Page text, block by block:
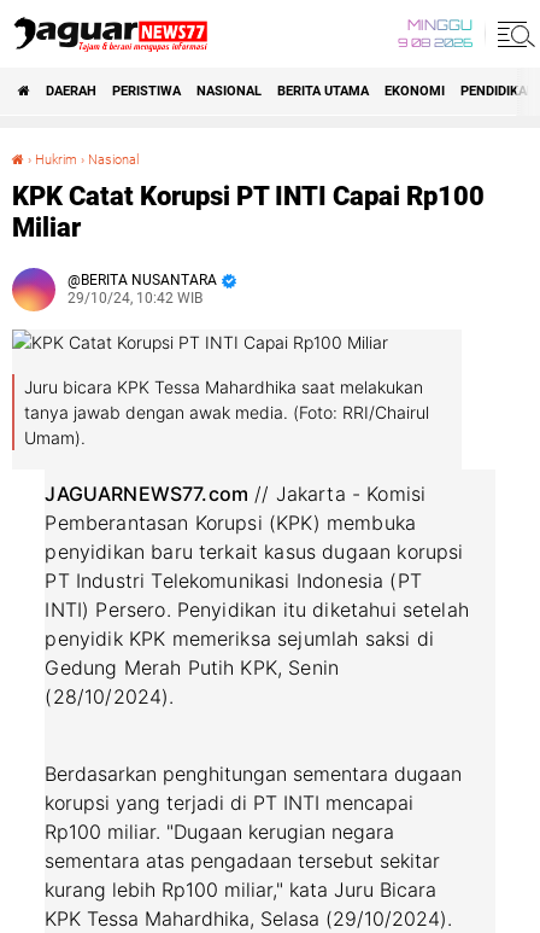
MINGGU
9 08 2026
DAERAH PERISTIWA NASIONAL BERITA UTAMA EKONOMI PENDIDIKAN
› Hukrim › Nasional
KPK Catat Korupsi PT INTI Capai Rp100
Miliar
BERITA NUSANTARA
29/10/24, 10:42 WIB
Juru bicara KPK Tessa Mahardhika saat melakukan
tanya jawab dengan awak media. (Foto: RRI/Chairul
Umam).
JAGUARNEWS77.com // Jakarta - Komisi
Pemberantasan Korupsi (KPK) membuka
penyidikan baru terkait kasus dugaan korupsi
PT Industri Telekomunikasi Indonesia (PT
INTI) Persero. Penyidikan itu diketahui setelah
penyidik KPK memeriksa sejumlah saksi di
Gedung Merah Putih KPK, Senin
(28/10/2024).
Berdasarkan penghitungan sementara dugaan
korupsi yang terjadi di PT INTI mencapai
Rp100 miliar. "Dugaan kerugian negara
sementara atas pengadaan tersebut sekitar
kurang lebih Rp100 miliar," kata Juru Bicara
KPK Tessa Mahardhika, Selasa (29/10/2024).